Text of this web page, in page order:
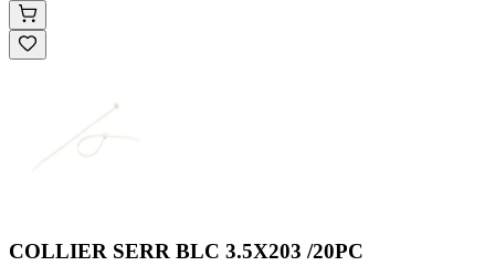
COLLIER SERR BLC 3.5X203 /20PC